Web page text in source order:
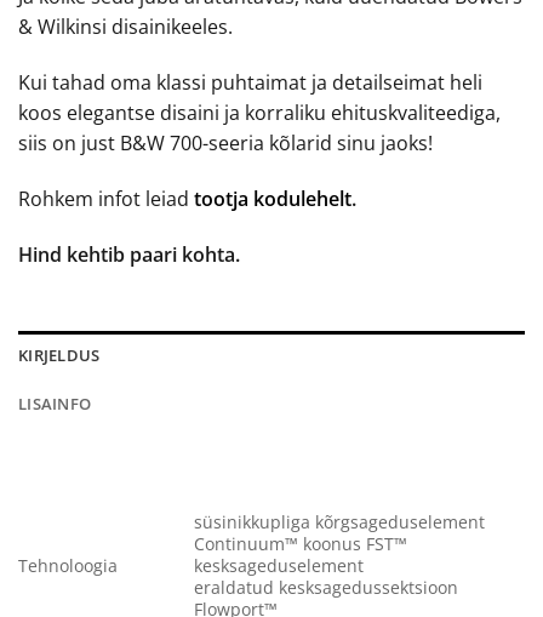
& Wilkinsi disainikeeles.
Kui tahad oma klassi puhtaimat ja detailseimat heli
koos elegantse disaini ja korraliku ehituskvaliteediga,
siis on just B&W 700-seeria kõlarid sinu jaoks!
Rohkem infot leiad tootja kodulehelt.
Hind kehtib paari kohta.
KIRJELDUS
LISAINFO
Tehnoloogia
süsinikkupliga kõrgsageduselement
Continuum™ koonus FST™
kesksageduselement
eraldatud kesksagedussektsioon
Flowport™